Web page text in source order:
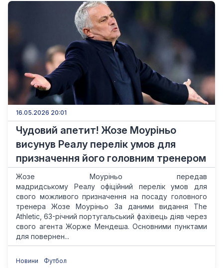
16.05.2026 20:01
Чудовий апетит! Жозе Моуріньо
висунув Реалу перелік умов для
призначення його головним тренером
Жозе Моуріньо передав
мадридському Реалу офіційний перелік умов для
свого можливого призначення на посаду головного
тренера Жозе Моуріньо За даними видання The
Athletic, 63-річний португальський фахівець діяв через
свого агента Жорже Мендеша. Основними пунктами
для повернен...
Новини Футбол